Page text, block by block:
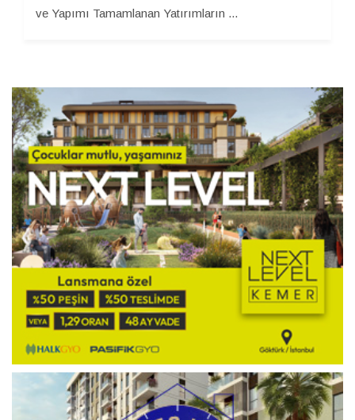
ve Yapımı Tamamlanan Yatırımların ...